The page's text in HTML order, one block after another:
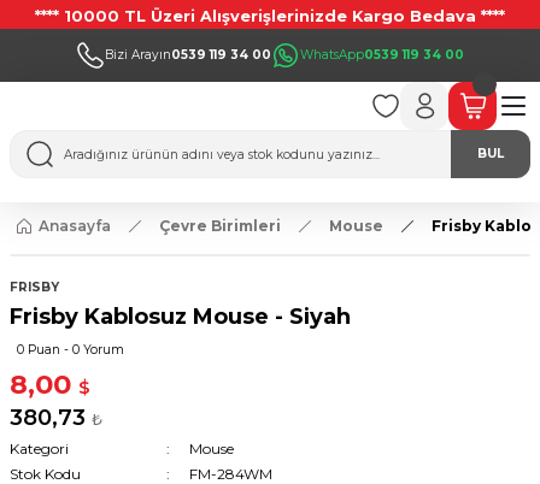
**** 10000 TL Üzeri Alışverişlerinizde Kargo Bedava ****
Bizi Arayın0539 119 34 00 WhatsApp0539 119 34 00
BUL
Anasayfa Çevre Birimleri Mouse Frisby
FRISBY
Frisby Kablosuz Mouse - Siyah
0 Puan - 0 Yorum
8,00 $
380,73 ₺
Kategori
Mouse
Stok Kodu
FM-284WM